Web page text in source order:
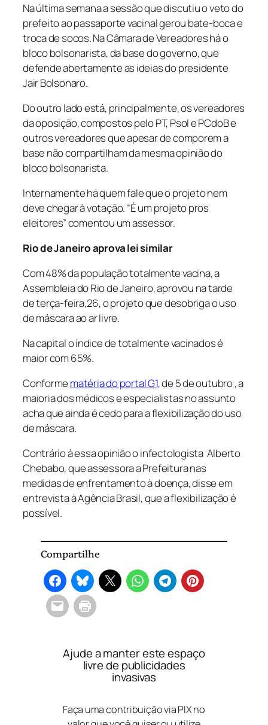
Na última semana a sessão que discutiu o veto do
prefeito ao passaporte vacinal gerou bate-boca e
troca de socos. Na Câmara de Vereadores há o
bloco bolsonarista, da base do governo, que
defende abertamente as ideias do presidente
Jair Bolsonaro.
Do outro lado está, principalmente, os vereadores
da oposição, compostos pelo PT, Psol e PCdoB e
outros vereadores que apesar de comporem a
base não compartilham da mesma opinião do
bloco bolsonarista.
Internamente há quem fale que o projeto nem
deve chegar à votação. “É um projeto pros
eleitores” comentou um assessor.
Rio de Janeiro aprova lei similar
Com 48% da população totalmente vacina, a
Assembleia do Rio de Janeiro, aprovou na tarde
de terça-feira,26, o projeto que desobriga o uso
de máscara ao ar livre.
Na capital o índice de totalmente vacinados é
maior com 65%.
Conforme matéria do portal G1,de 5 de outubro , a
maioria dos médicos e especialistas no assunto
acha que ainda é cedo para a flexibilização do uso
de máscara.
Contrário à essa opinião o infectologista Alberto
Chebabo, que assessora a Prefeitura nas
medidas de enfrentamento à doença, disse em
entrevista à Agência Brasil, que a flexibilização é
possível.
Compartilhe
Ajude a manter este espaço
livre de publicidades
invasivas
Faça uma contribuição via PIX no